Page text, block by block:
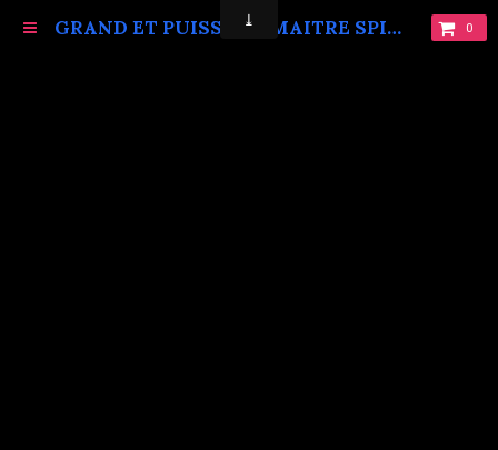
GRAND ET PUISSANT MAITRE SPIRITUEL MARABOUT VAUDOU KOKOUVI.TEL: +229 68619086. 0